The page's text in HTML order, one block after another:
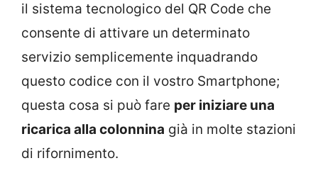
il sistema tecnologico del QR Code che
consente di attivare un determinato
servizio semplicemente inquadrando
questo codice con il vostro Smartphone;
questa cosa si può fare per iniziare una
ricarica alla colonnina già in molte stazioni
di rifornimento.